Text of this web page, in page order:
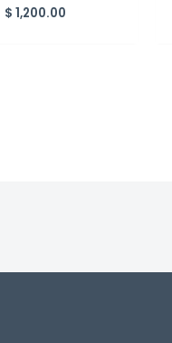
$ 1,200.00